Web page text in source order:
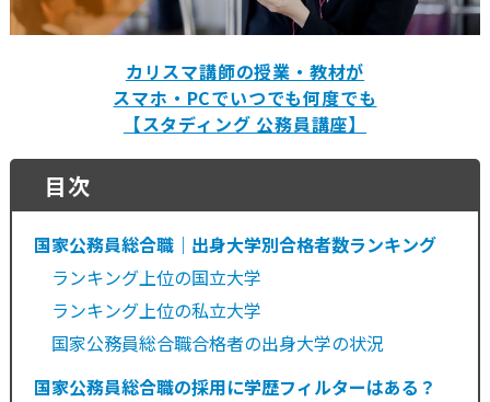
カリスマ講師の授業・教材が
スマホ・PCでいつでも何度でも
【スタディング 公務員講座】
目次
国家公務員総合職｜出身大学別合格者数ランキング
ランキング上位の国立大学
ランキング上位の私立大学
国家公務員総合職合格者の出身大学の状況
国家公務員総合職の採用に学歴フィルターはある？